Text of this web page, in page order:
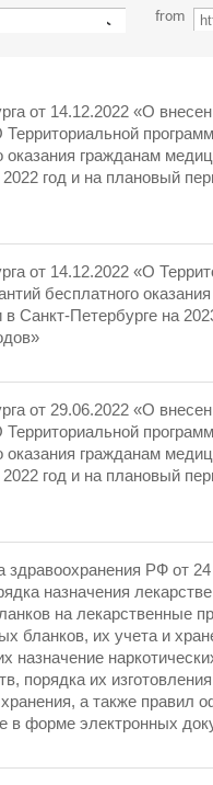
from
от 14.12.2022 «О
оказания гражданам
год и на плановый
от 14.12.2022 «О
бесплатного
Санкт-Петербурге на
от 29.06.2022 «О
оказания гражданам
год и на плановый
здравоохранения РФ от 24
назначения
на лекарственные
бланков, их учета и
назначение
порядка их
хранения, а также правил
в форме электронных